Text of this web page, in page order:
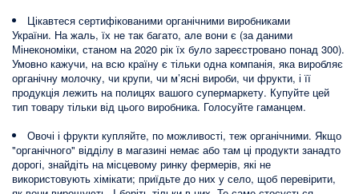
Цікавтеся сертифікованими органічними виробниками
України. На жаль, їх не так багато, але вони є (за даними
Мінекономіки, станом на 2020 рік їх було зареєстровано понад 300).
Умовно кажучи, на всю країну є тільки одна компанія, яка виробляє
органічну молочку, чи крупи, чи м’ясні вироби, чи фрукти, і її
продукція лежить на полицях вашого супермаркету. Купуйте цей
тип товару тільки від цього виробника. Голосуйте гаманцем.
Овочі і фрукти купляйте, по можливості, теж органічними. Якщо
"органічного" відділу в магазині немає або там ці продукти занадто
дорогі, знайдіть на місцевому ринку фермерів, які не
використовують хімікати; приїдьте до них у село, щоб перевірити,